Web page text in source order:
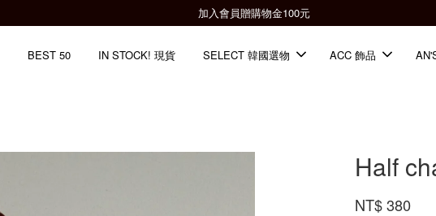
全館滿2000免運📦
BEST 50 IN STOCK! 現貨 SELECT 韓國選物 ACC 飾品
Half
NT$ 380